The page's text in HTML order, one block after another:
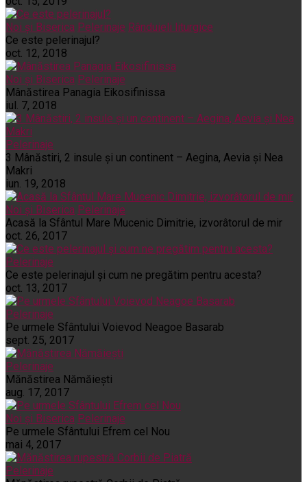
Noi și Biserica Pelerinaje Rânduieli liturgice
Ce este pelerinajul?
oct. 12, 2018
Noi și Biserica Pelerinaje
Mânăstirea Panagia Eikosifinissa
iul. 7, 2018
Pelerinaje
3 Mânăstiri, 2 insule și un continent – Aegina, Aevia și Nea
Makri
iun. 19, 2018
Noi și Biserica Pelerinaje
Acasă la Sfântul Mare Mucenic Dimitrie, izvorâtorul de mir
oct. 26, 2017
Pelerinaje
Ce este pelerinajul şi cum ne pregătim pentru acesta?
oct. 13, 2017
Pelerinaje
Pe urmele Sfântului Voievod Neagoe Basarab
sept. 25, 2017
Pelerinaje
Mănăstirea Nămăiești
aug. 17, 2017
Noi și Biserica Pelerinaje
Pe urmele Sfântului Efrem cel Nou
mai 4, 2017
Pelerinaje